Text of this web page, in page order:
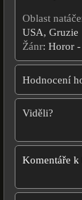
Oblast
USA, Gruzie
Žánr: Horor
Hodnocení
Viděli?
Komentáře k